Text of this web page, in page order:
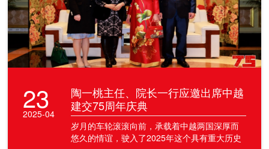
23
2025-04
陶一桃主任、院长一行应邀出席中越
建交75周年庆典
岁月的车轮滚滚向前，承载着中越两国深厚而
悠久的情谊，驶入了2025年这个具有重大历史